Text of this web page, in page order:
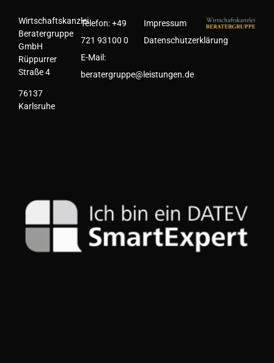
Wirtschaftskanzlei
Beratergruppe
GmbH
Rüppurrer
Straße 4
76137
Karlsruhe
Telefon:+49
721 93100 0
E-Mail:
beratergruppe@leistungen.de
Impressum
Datenschutzerklärung